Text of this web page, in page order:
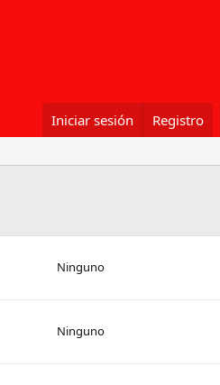
Iniciar sesión Registro
Ninguno
Ninguno